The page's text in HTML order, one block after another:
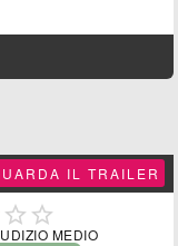
IL TRAILER
 
MEDIO